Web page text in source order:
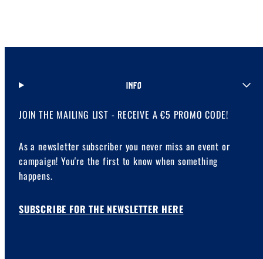
INFO
JOIN THE MAILING LIST - RECEIVE A €5 PROMO CODE!
As a newsletter subscriber you never miss an event or
campaign! You're the first to know when something
happens.
SUBSCRIBE FOR THE NEWSLETTER HERE